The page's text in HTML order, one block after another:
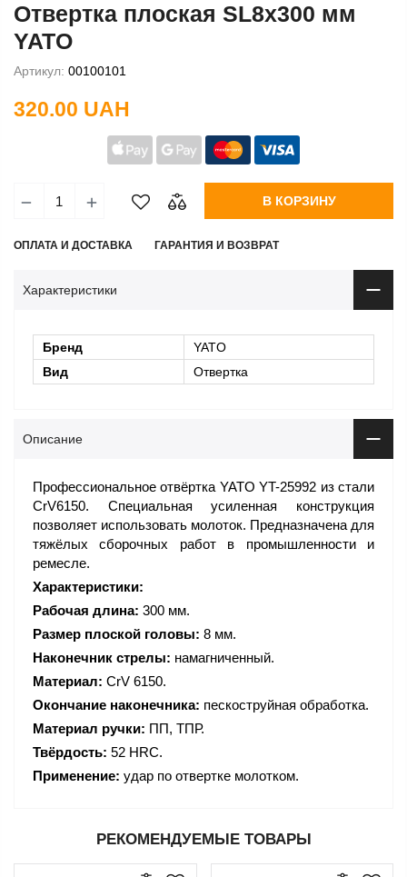
Отвертка плоская SL8x300 мм
YATO
Артикул: 00100101
320.00 UAH
В КОРЗИНУ
ОПЛАТА И ДОСТАВКА ГАРАНТИЯ И ВОЗВРАТ
Характеристики
Бренд
YATO
Вид
Отвертка
Описание
Профессиональное отвёртка YATO YT-25992 из стали
CrV6150. Специальная усиленная конструкция
позволяет использовать молоток. Предназначена для
тяжёлых сборочных работ в промышленности и
ремесле.
Характеристики:
Рабочая длина: 300 мм.
Размер плоской головы: 8 мм.
Наконечник стрелы: намагниченный.
Материал: CrV 6150.
Окончание наконечника: пескоструйная обработка.
Материал ручки: ПП, ТПР.
Твёрдость: 52 HRC.
Применение: удар по отвертке молотком.
РЕКОМЕНДУЕМЫЕ ТОВАРЫ